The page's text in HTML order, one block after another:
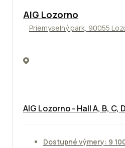
TOP
AIG Lozorno
Priemyselný park, 90055
AIG Lozorno - Hall A, B, C,
Dostupné výmery: 9